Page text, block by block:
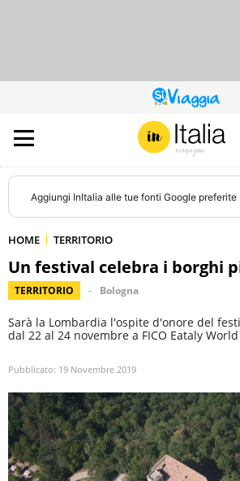
QUESTO
SITO
ALL’AUDIENCE
DI
Aggiungi InItalia alle tue fonti Google preferite
HOME TERRITORIO
Un festival celebra i borghi
TERRITORIO Bologna
Sarà la Lombardia l'ospite d'onore del
dal 22 al 24 novembre a FICO Eataly
Pubblicato: 19 Novembre 2019